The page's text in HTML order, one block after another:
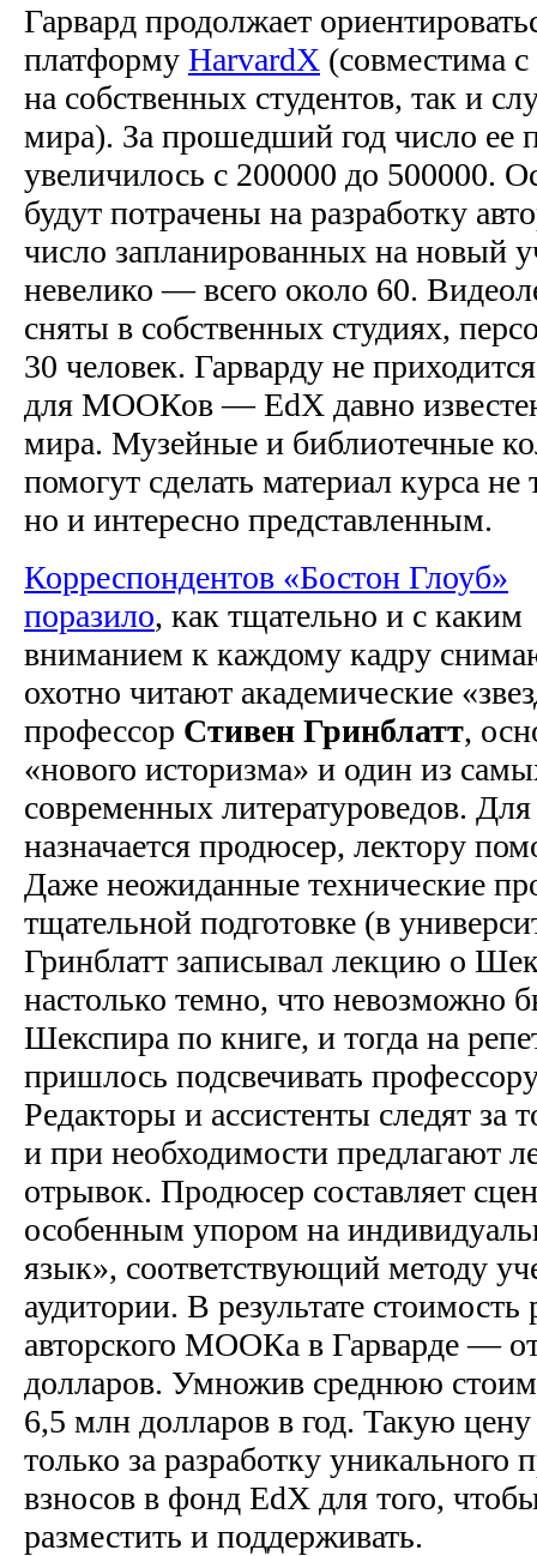
Гарвард продолжает
платформу HarvardX (совместима
на собственных студентов, так и
мира). За прошедший год число ее
увеличилось с 200000 до 500000.
будут потрачены на разработку
число запланированных на
невелико — всего около 60.
сняты в собственных студиях,
30 человек. Гарварду не
для МООКов — EdX давно известен
мира. Музейные и библиотечные
помогут сделать материал курса
но и интересно представленным.
Корреспондентов «Бостон Глоуб»
поразило, как тщательно и с каким
вниманием к каждому кадру
охотно читают академические
профессор Стивен Гринблатт,
«нового историзма» и один из
современных литературоведов.
назначается продюсер, лектору
Даже неожиданные технические
тщательной подготовке (в
Гринблатт записывал лекцию о
настолько темно, что невозможно
Шекспира по книге, и тогда на
пришлось подсвечивать
Редакторы и ассистенты следят за
и при необходимости предлагают
отрывок. Продюсер составляет
особенным упором на
язык», соответствующий методу
аудитории. В результате стоимость
авторского МООКа в Гарварде —
долларов. Умножив среднюю
6,5 млн долларов в год. Такую цену
только за разработку уникального
взносов в фонд EdX для того,
разместить и поддерживать.